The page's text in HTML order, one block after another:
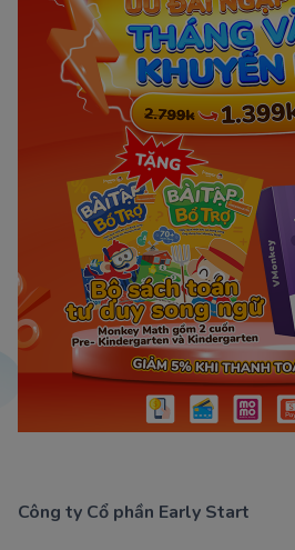
Công ty Cổ phần Early Start